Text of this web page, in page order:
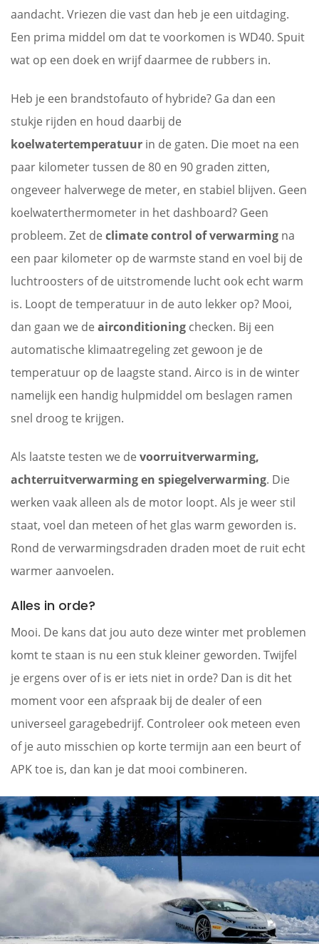
aandacht. Vriezen die vast dan heb je een uitdaging.
Een prima middel om dat te voorkomen is WD40. Spuit
wat op een doek en wrijf daarmee de rubbers in.
Heb je een brandstofauto of hybride? Ga dan een
stukje rijden en houd daarbij de
koelwatertemperatuur in de gaten. Die moet na een
paar kilometer tussen de 80 en 90 graden zitten,
ongeveer halverwege de meter, en stabiel blijven. Geen
koelwaterthermometer in het dashboard? Geen
probleem. Zet de climate control of verwarming na
een paar kilometer op de warmste stand en voel bij de
luchtroosters of de uitstromende lucht ook echt warm
is. Loopt de temperatuur in de auto lekker op? Mooi,
dan gaan we de airconditioning checken. Bij een
automatische klimaatregeling zet gewoon je de
temperatuur op de laagste stand. Airco is in de winter
namelijk een handig hulpmiddel om beslagen ramen
snel droog te krijgen.
Als laatste testen we de voorruitverwarming,
achterruitverwarming en spiegelverwarming. Die
werken vaak alleen als de motor loopt. Als je weer stil
staat, voel dan meteen of het glas warm geworden is.
Rond de verwarmingsdraden draden moet de ruit echt
warmer aanvoelen.
Alles in orde?
Mooi. De kans dat jou auto deze winter met problemen
komt te staan is nu een stuk kleiner geworden. Twijfel
je ergens over of is er iets niet in orde? Dan is dit het
moment voor een afspraak bij de dealer of een
universeel garagebedrijf. Controleer ook meteen even
of je auto misschien op korte termijn aan een beurt of
APK toe is, dan kan je dat mooi combineren.